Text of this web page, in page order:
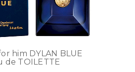
him DYLAN BLUE
de TOILETTE